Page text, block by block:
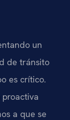
un
de tránsito
es crítico.
a que se